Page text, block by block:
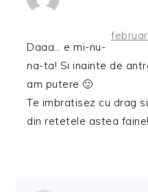
Daaa… e mi-nu-
na-ta! Si inainte de
am putere 🙂
Te imbratisez cu drag
din retetele astea faine!